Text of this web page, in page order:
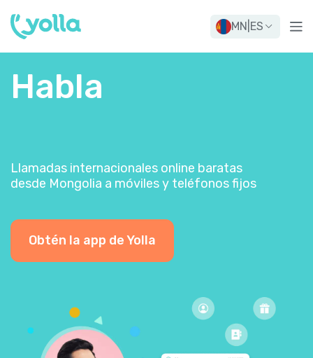
MN ES
Habla
Llamadas internacionales online baratas
desde Mongolia a móviles y teléfonos fijos
Obtén la app de Yolla